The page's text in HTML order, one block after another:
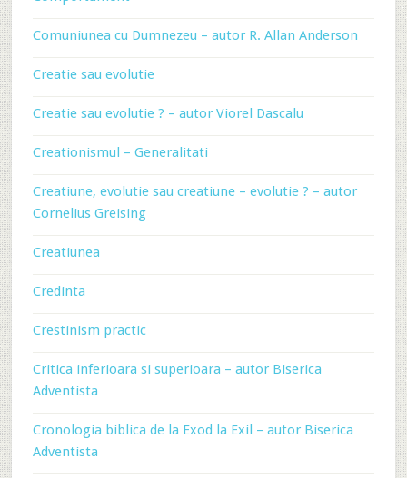
Comuniunea cu Dumnezeu – autor R. Allan Anderson
Creatie sau evolutie
Creatie sau evolutie ? – autor Viorel Dascalu
Creationismul – Generalitati
Creatiune, evolutie sau creatiune – evolutie ? – autor
Cornelius Greising
Creatiunea
Credinta
Crestinism practic
Critica inferioara si superioara – autor Biserica
Adventista
Cronologia biblica de la Exod la Exil – autor Biserica
Adventista